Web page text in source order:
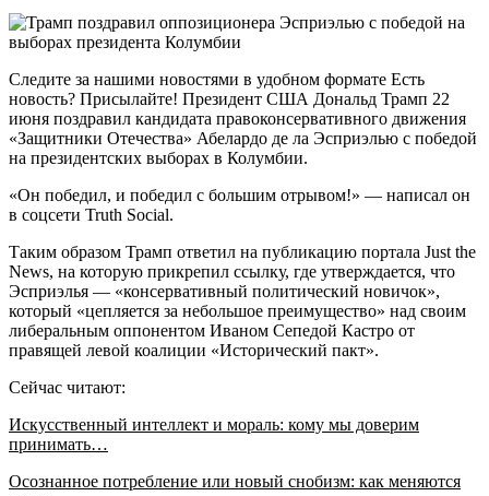
Следите за нашими новостями в удобном формате Есть
новость? Присылайте! Президент США Дональд Трамп 22
июня поздравил кандидата правоконсервативного движения
«Защитники Отечества» Абелардо де ла Эсприэлью с победой
на президентских выборах в Колумбии.
«Он победил, и победил с большим отрывом!» — написал он
в соцсети Truth Social.
Таким образом Трамп ответил на публикацию портала Just the
News, на которую прикрепил ссылку, где утверждается, что
Эсприэлья — «консервативный политический новичок»,
который «цепляется за небольшое преимущество» над своим
либеральным оппонентом Иваном Сепедой Кастро от
правящей левой коалиции «Исторический пакт».
Сейчас читают:
Искусственный интеллект и мораль: кому мы доверим
принимать…
Осознанное потребление или новый снобизм: как меняются